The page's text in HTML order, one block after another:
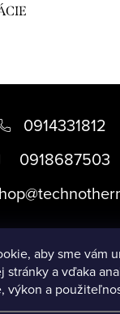
aby sme vám
stránky a vďaka
výkon a
0914331812
0918687503
@